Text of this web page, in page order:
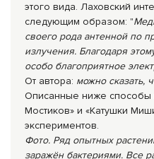
этого вида. Лаховский
следующим образом: "
своего рода антенной по
излучения. Благодаря
особо благоприятное
От автора: можно сказать,
Описанные ниже
Мостиков» и «Катушки
экспериментов.
Фото. Ряд опытных
заражён бактериями. Все